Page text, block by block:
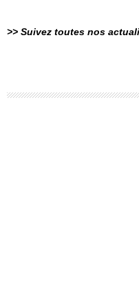
>> Suivez toutes nos